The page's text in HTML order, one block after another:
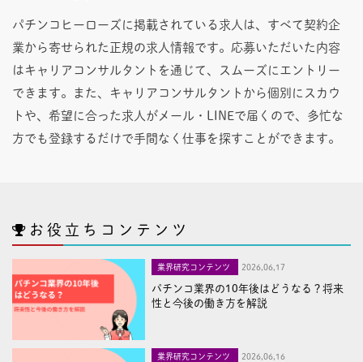
パチンコヒーローズに掲載されている求人は、すべて契約企
業から寄せられた正規の求人情報です。応募いただいた内容
はキャリアコンサルタントを通じて、スムーズにエントリー
できます。また、キャリアコンサルタントから個別にスカウ
トや、希望に合った求人がメール・LINEで届くので、多忙な
方でも登録するだけで手間なく仕事を探すことができます。
お役立ちコンテンツ
業界研究コンテンツ 2026,06,17
パチンコ業界の10年後はどうなる？将来
性と今後の働き方を解説
業界研究コンテンツ 2026,06,16